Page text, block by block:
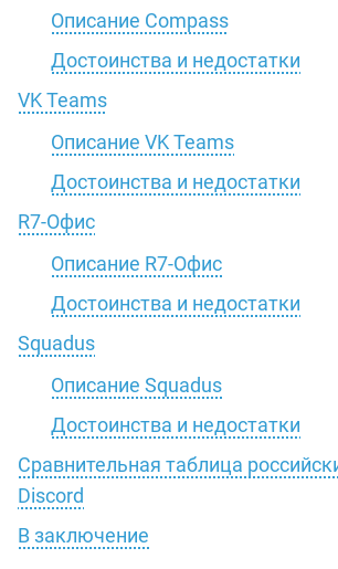
Описание Compass
Достоинства и недостатки
VK Teams
Описание VK Teams
Достоинства и недостатки
R7-Офис
Описание R7-Офис
Достоинства и недостатки
Squadus
Описание Squadus
Достоинства и недостатки
Сравнительная таблица
Discord
В заключение